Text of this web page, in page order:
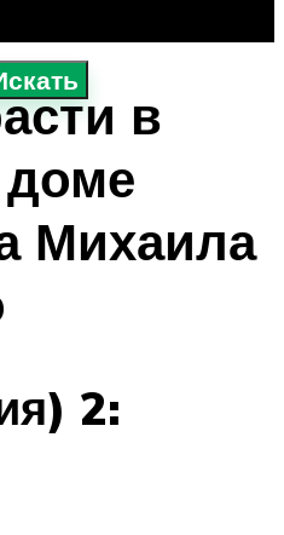
в
Михаила
2: